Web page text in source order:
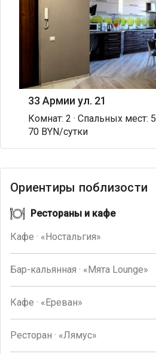
33 Армии ул. 21
Комнат: 2 · Спальных мест: 5
70 BYN/сутки
Ориентиры поблизости
Рестораны и кафе
Кафе · «Ностальгия»
Бар-кальянная · «Мята Lounge»
Кафе · «Ереван»
Ресторан · «Лямус»